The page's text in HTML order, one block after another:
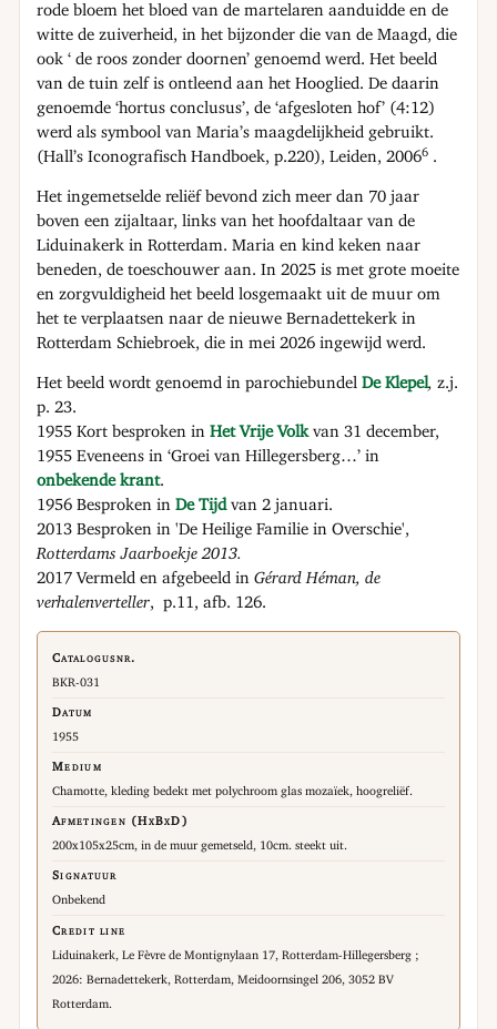
rode bloem het bloed van de martelaren aanduidde en de
witte de zuiverheid, in het bijzonder die van de Maagd, die
ook ‘ de roos zonder doornen’ genoemd werd. Het beeld
van de tuin zelf is ontleend aan het Hooglied. De daarin
genoemde ‘hortus conclusus’, de ‘afgesloten hof’ (4:12)
werd als symbool van Maria’s maagdelijkheid gebruikt.
(Hall’s Iconografisch Handboek, p.220), Leiden, 20066 .
Het ingemetselde reliëf bevond zich meer dan 70 jaar
boven een zijaltaar, links van het hoofdaltaar van de
Liduinakerk in Rotterdam. Maria en kind keken naar
beneden, de toeschouwer aan. In 2025 is met grote moeite
en zorgvuldigheid het beeld losgemaakt uit de muur om
het te verplaatsen naar de nieuwe Bernadettekerk in
Rotterdam Schiebroek, die in mei 2026 ingewijd werd.
Het beeld wordt genoemd in parochiebundel De Klepel, z.j.
p. 23.
1955 Kort besproken inHet Vrije Volkvan 31 december,
1955 Eveneens in ‘Groei van Hillegersberg…’ in
onbekende krant.
1956 Besproken inDe Tijd van 2 januari.
2013 Besproken in 'De Heilige Familie in Overschie',
Rotterdams Jaarboekje 2013.
2017 Vermeld en afgebeeld inGérard Héman, de
verhalenverteller, p.11, afb. 126.
Catalogusnr.
BKR-031
Datum
1955
Medium
Chamotte, kleding bedekt met polychroom glas mozaïek, hoogreliëf.
Afmetingen (HxBxD)
200x105x25cm, in de muur gemetseld, 10cm. steekt uit.
Signatuur
Onbekend
Credit line
Liduinakerk, Le Fèvre de Montignylaan 17, Rotterdam-Hillegersberg ;
2026: Bernadettekerk, Rotterdam, Meidoornsingel 206, 3052 BV
Rotterdam.